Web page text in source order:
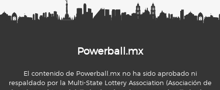
Powerball.mx
El contenido de Powerball.mx no ha sido aprobado ni
respaldado por la Multi-State Lottery Association (Asociación de